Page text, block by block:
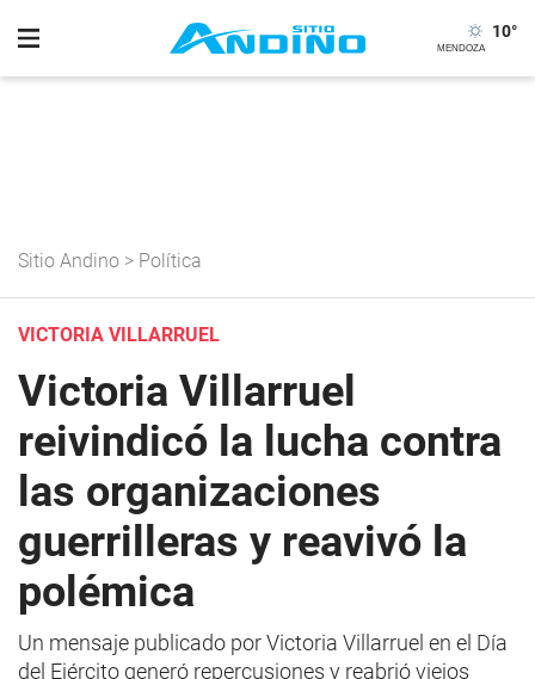
10°
Sitio Andino > Política
VICTORIA VILLARRUEL
Victoria Villarruel
reivindicó la lucha contra
las organizaciones
guerrilleras y reavivó la
polémica
Un mensaje publicado por Victoria Villarruel en el Día
del Ejército generó repercusiones y reabrió viejos